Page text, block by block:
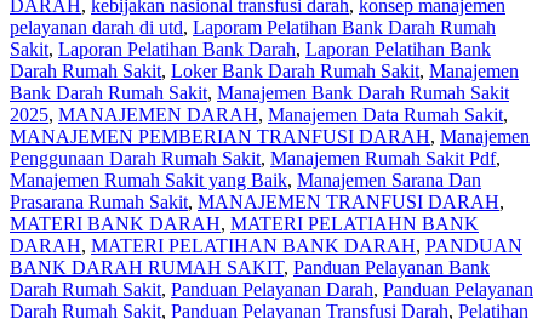
DARAH, kebijakan nasional transfusi darah, konsep manajemen
pelayanan darah di utd, Laporam Pelatihan Bank Darah Rumah
Sakit, Laporan Pelatihan Bank Darah, Laporan Pelatihan Bank
Darah Rumah Sakit, Loker Bank Darah Rumah Sakit, Manajemen
Bank Darah Rumah Sakit, Manajemen Bank Darah Rumah Sakit
2025, MANAJEMEN DARAH, Manajemen Data Rumah Sakit,
MANAJEMEN PEMBERIAN TRANFUSI DARAH, Manajemen
Penggunaan Darah Rumah Sakit, Manajemen Rumah Sakit Pdf,
Manajemen Rumah Sakit yang Baik, Manajemen Sarana Dan
Prasarana Rumah Sakit, MANAJEMEN TRANFUSI DARAH,
MATERI BANK DARAH, MATERI PELATIAHN BANK
DARAH, MATERI PELATIHAN BANK DARAH, PANDUAN
BANK DARAH RUMAH SAKIT, Panduan Pelayanan Bank
Darah Rumah Sakit, Panduan Pelayanan Darah, Panduan Pelayanan
Darah Rumah Sakit, Panduan Pelayanan Transfusi Darah, Pelatihan